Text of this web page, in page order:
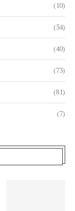
(10)
(34)
(40)
(73)
(81)
(7)